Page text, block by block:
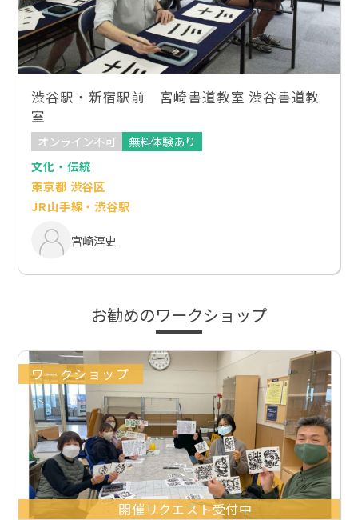
渋谷駅・新宿駅前 宮崎書道教室 渋谷書道教
室
オンライン不可
無料体験あり
文化・伝統
東京都 渋谷区
JR山手線・渋谷駅
宮崎淳史
お勧めのワークショップ
ワークショップ
開催リクエスト受付中